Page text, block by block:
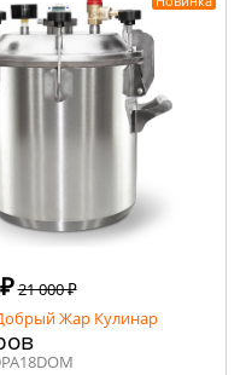
21 000 ₽
Жар Кулинар